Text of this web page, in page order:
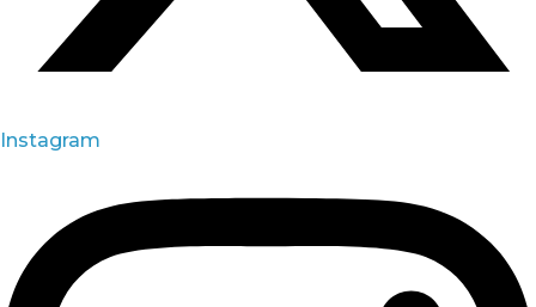
Instagram